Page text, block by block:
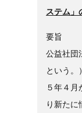
ステム」
要旨
公益社団
という。
５年４月
り新たに